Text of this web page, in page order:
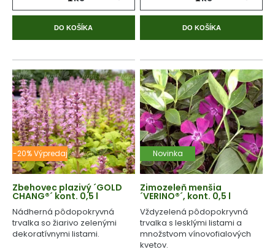
DO KOŠÍKA DO KOŠÍKA
-20% Výpredaj
Zbehovec plazivý ´GOLD
CHANG®´ kont. 0,5 l
Nádherná pôdopokryvná
trvalka so žiarivo zelenými
dekoratívnymi listami.
Novinka
Zimozeleň menšia
´VERINO®´, kont. 0,5 l
Vždyzelená pôdopokryvná
trvalka s lesklými listami a
množstvom vínovofialových
kvetov.